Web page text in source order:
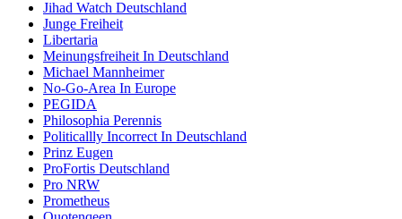
Jihad Watch Deutschland
Junge Freiheit
Libertaria
Meinungsfreiheit In Deutschland
Michael Mannheimer
No-Go-Area In Europe
PEGIDA
Philosophia Perennis
Politicallly Incorrect In Deutschland
Prinz Eugen
ProFortis Deutschland
Pro NRW
Prometheus